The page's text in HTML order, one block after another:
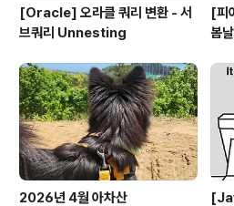
[Oracle] 오라클 쿼리 변환 - 서
브쿼리 Unnesting
[피
봄
2026년 4월 아차산